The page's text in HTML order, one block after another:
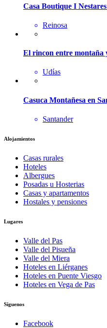
Casa Boutique I
Reinosa
El rincon entre montaña
Udías
Casuca Montañesa en
Santander
Alojamientos
Casas rurales
Hoteles
Albergues
Posadas u Hosterias
Casas y apartamentos
Hostales y pensiones
Lugares
Valle del Pas
Valle del Pisueña
Valle del Miera
Hoteles en Liérganes
Hoteles en Puente Viesgo
Hoteles en Vega de Pas
Síguenos
Facebook